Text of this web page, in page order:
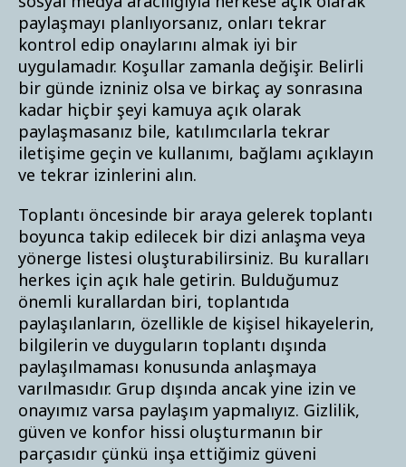
paylaşmayı planlıyorsanız, onları tekrar
kontrol edip onaylarını almak iyi bir
uygulamadır. Koşullar zamanla değişir. Belirli
bir günde izniniz olsa ve birkaç ay sonrasına
kadar hiçbir şeyi kamuya açık olarak
paylaşmasanız bile, katılımcılarla tekrar
iletişime geçin ve kullanımı, bağlamı açıklayın
ve tekrar izinlerini alın.
Toplantı öncesinde bir araya gelerek toplantı
boyunca takip edilecek bir dizi anlaşma veya
yönerge listesi oluşturabilirsiniz. Bu kuralları
herkes için açık hale getirin. Bulduğumuz
önemli kurallardan biri, toplantıda
paylaşılanların, özellikle de kişisel hikayelerin,
bilgilerin ve duyguların toplantı dışında
paylaşılmaması konusunda anlaşmaya
varılmasıdır. Grup dışında ancak yine izin ve
onayımız varsa paylaşım yapmalıyız. Gizlilik,
güven ve konfor hissi oluşturmanın bir
parçasıdır çünkü inşa ettiğimiz güveni